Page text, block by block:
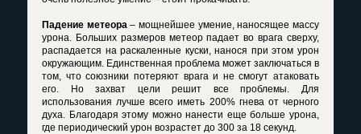
Падение метеора – мощнейшее умение, наносящее массу
урона. Больших размеров метеор падает во врага сверху,
распадается на раскаленные куски, нанося при этом урон
окружающим. Единственная проблема может заключаться в
том, что союзники потеряют врага и не смогут атаковать
его. Но захват цели решит все проблемы. Для
использования лучше всего иметь 200% гнева от черного
духа. Благодаря этому можно нанести еще больше урона,
где периодический урон возрастет до 300 за 18 секунд.